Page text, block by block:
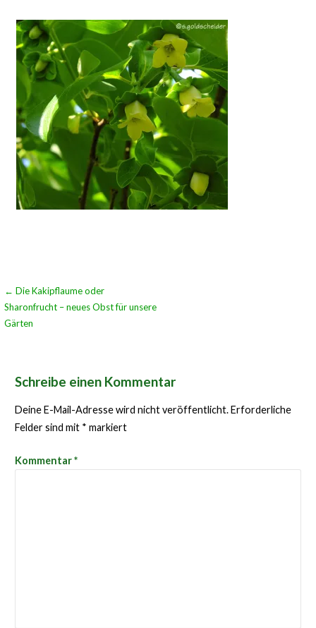
Beitragsnavigation
← Die Kakipflaume oder
Sharonfrucht – neues Obst für unsere
Gärten
Schreibe einen Kommentar
Deine E-Mail-Adresse wird nicht veröffentlicht.Erforderliche
Felder sind mit * markiert
Kommentar*